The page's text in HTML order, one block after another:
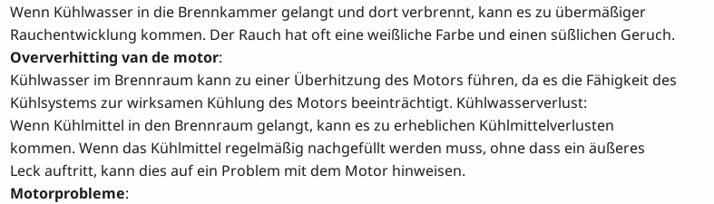
Wenn Kühlwasser in die Brennkammer gelangt und dort verbrennt, kann es zu übermäßiger
Rauchentwicklung kommen. Der Rauch hat oft eine weißliche Farbe und einen süßlichen Geruch.
Oververhitting van de motor:
Kühlwasser im Brennraum kann zu einer Überhitzung des Motors führen, da es die Fähigkeit des
Kühlsystems zur wirksamen Kühlung des Motors beeinträchtigt. Kühlwasserverlust:
Wenn Kühlmittel in den Brennraum gelangt, kann es zu erheblichen Kühlmittelverlusten
kommen. Wenn das Kühlmittel regelmäßig nachgefüllt werden muss, ohne dass ein äußeres
Leck auftritt, kann dies auf ein Problem mit dem Motor hinweisen.
Motorprobleme: